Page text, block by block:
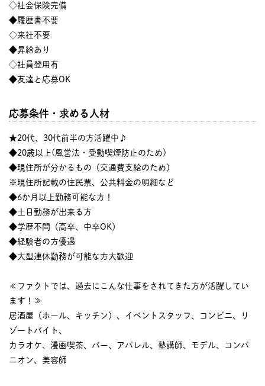
◇社会保険完備
◆履歴書不要
◇来社不要
◆昇給あり
◇社員登用有
◆友達と応募OK
応募条件・求める人材
★20代、30代前半の方活躍中♪
◆20歳以上(風営法・受動喫煙防止のため)
◆現住所が分かるもの（交通費支給のため）
※現住所記載の住民票、公共料金の明細など
◆6か月以上勤務可能な方！
◆土日勤務が出来る方
◆学歴不問（高卒、中卒OK）
◆経験者の方優遇
◆大型連休勤務が可能な方大歓迎
≪ファクトでは、過去にこんな仕事をされてきた方が活躍してい
ます！≫
居酒屋（ホール、キッチン）、イベントスタッフ、コンビニ、リ
ゾートバイト、
カラオケ、漫画喫茶、バー、アパレル、塾講師、モデル、コンパ
ニオン、美容師